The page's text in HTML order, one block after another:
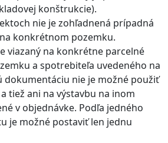
konštrukcie).
nie je zohľadnená prípadná
konkrétnom pozemku.
viazaný na konkrétne parcelné
a spotrebiteľa uvedeného na
dokumentáciu nie je možné použiť
tiež ani na výstavbu na inom
v objednávke. Podľa jedného
je možné postaviť len jednu